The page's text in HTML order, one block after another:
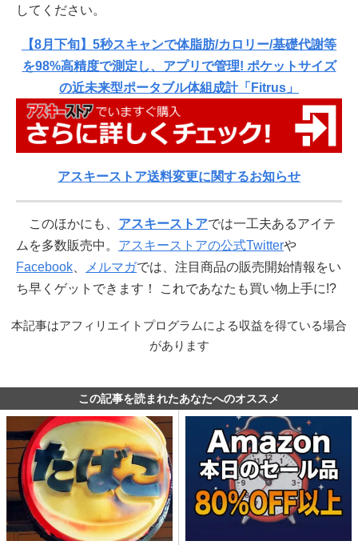
してください。
【8月下旬】5秒スキャンで体脂肪/カロリー/基礎代謝等
を98%高精度で測定し、アプリで管理! ポケットサイズ
の近未来型ポータブル体組成計「Fitrus」
アスキーストア送料変更に関するお知らせ
このほかにも、 アスキーストアでは一工夫あるアイテ
ムを多数販売中。 アスキーストアの公式Twitterや
Facebook
メルマガでは、注目商品の販売開始情報をい
ち早くゲットできます！ これであなたも買い物上手に!?
本記事はアフィリエイトプログラムによる収益を得ている場合
があります
この記事を読まれたあなたへのオススメ